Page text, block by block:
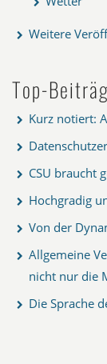
Weitere
Top-
Kurz notiert:
CSU braucht
Hochgradig
Von der
Allgemeine
nicht nur die
Die Sprache